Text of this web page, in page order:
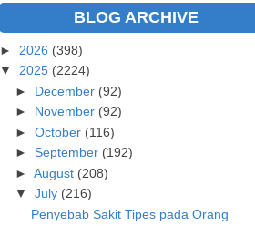
BLOG ARCHIVE
► 2026 (398)
▼ 2025 (2224)
► December (92)
► November (92)
► October (116)
► September (192)
► August (208)
▼ July (216)
Penyebab Sakit Tipes pada Orang